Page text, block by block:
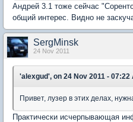
Андрей 3.1 тоже сейчас
общий интерес. Видно не
SergMinsk
24 Nov 2011
'alexgud', on 24 Nov 2011 - 07:22
Привет, лузер в этих делах,
Практически исчерпывающая